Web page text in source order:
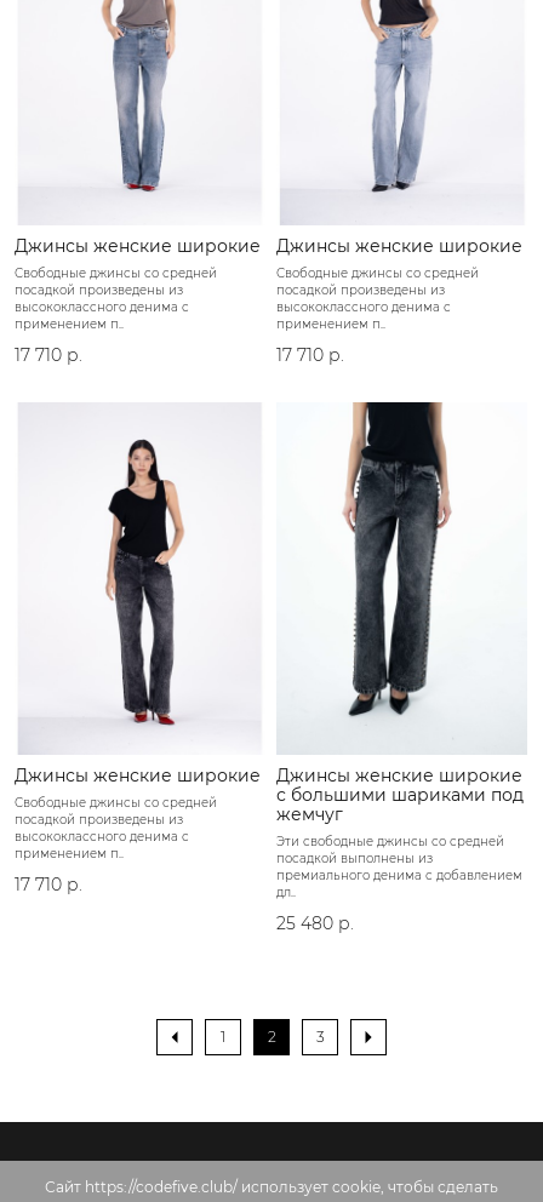
Сайт https://codefive.club/ использует cookie, чтобы сделать
Джинсы женские широкие
Свободные джинсы со средней
посадкой произведены из
высококлассного денима с
применением п..
17 710 р.
Джинсы женские широкие
Свободные джинсы со средней
посадкой произведены из
высококлассного денима с
применением п..
17 710 р.
Джинсы женские широкие
Свободные джинсы со средней
посадкой произведены из
высококлассного денима с
применением п..
17 710 р.
Джинсы женские широкие
с большими шариками под
жемчуг
Эти свободные джинсы со средней
посадкой выполнены из
премиального денима с добавлением
дл..
25 480 р.
1 2 3
Доставка